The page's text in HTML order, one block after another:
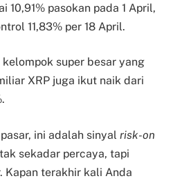
10,91% pasokan pada 1 April,
11,83% per 18 April.
super besar yang
XRP juga ikut naik dari
ini adalah sinyal risk-on
sekadar percaya, tapi
Kapan terakhir kali Anda